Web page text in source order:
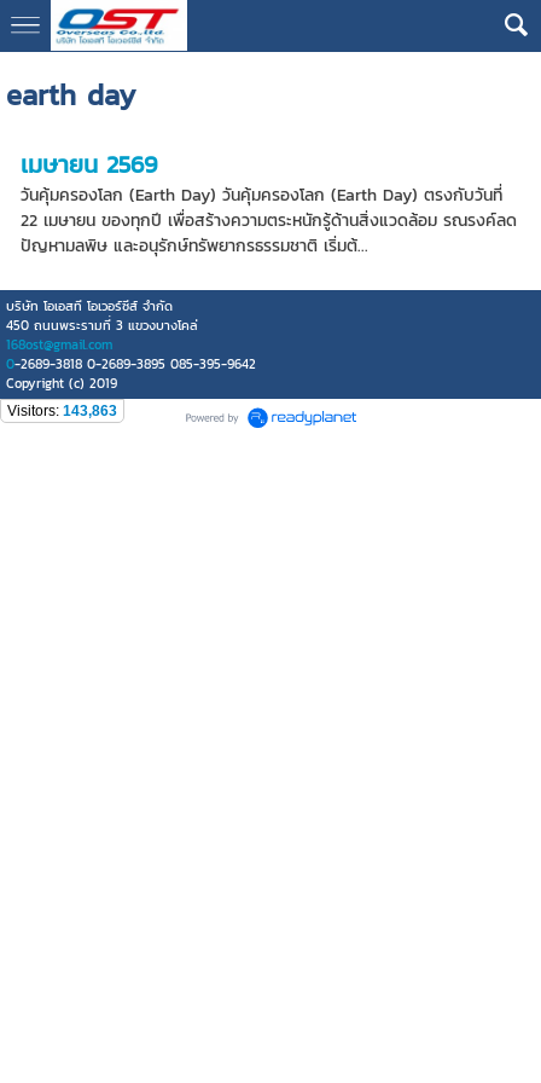
google13076cdc17b3388d
earth day
เมษายน 2569
วันคุ้มครองโลก (Earth Day) วันคุ้มครองโลก (Earth Day) ตรงกับวันที่
22 เมษายน ของทุกปี เพื่อสร้างความตระหนักรู้ด้านสิ่งแวดล้อม รณรงค์ลด
ปัญหามลพิษ และอนุรักษ์ทรัพยากรธรรมชาติ เริ่มต้...
บริษัท โอเอสที โอเวอร์ซีส์ จำกัด
450 ถนนพระรามที่ 3 แขวงบางโคล่
168ost@gmail.com
0-2689-3818 0-2689-3895 085-395-9642
Copyright (c) 2019
Visitors: 143,863